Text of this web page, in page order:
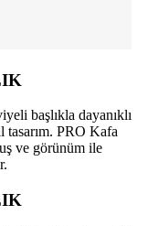
başlıkla dayanıklı
tasarım. PRO Kafa
ve görünüm ile